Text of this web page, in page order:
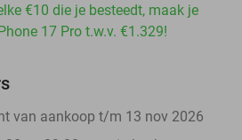
€10 die je besteedt, maak je
17 Pro t.w.v. €1.329!
van aankoop t/m 13 nov 2026